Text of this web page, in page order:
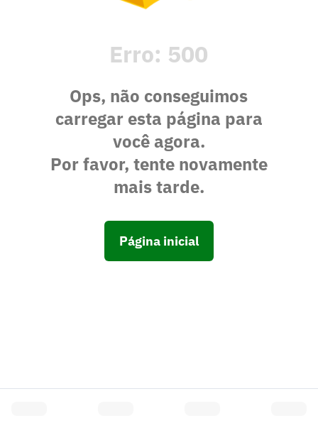
Erro: 500
Ops, não conseguimos
carregar esta página para
você agora.
Por favor, tente novamente
mais tarde.
Página inicial